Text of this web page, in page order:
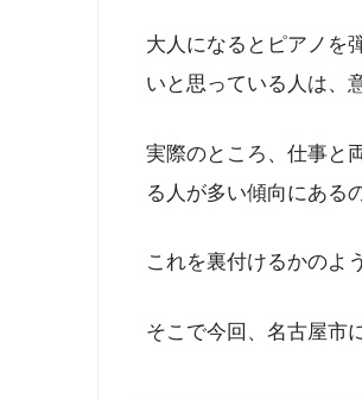
大人になるとピアノを
いと思っている人は、
実際のところ、仕事と
る人が多い傾向にある
これを裏付けるかのよ
そこで今回、名古屋市